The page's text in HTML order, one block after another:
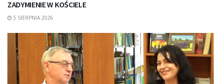
ZADYMIENIE W KOŚCIELE
5 SIERPNIA 2026